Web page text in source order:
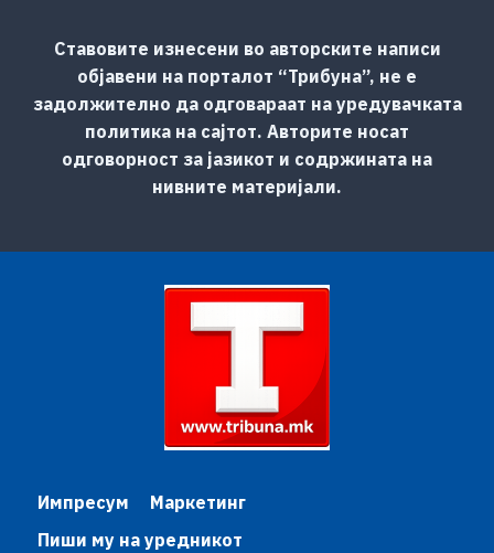
Ставовите изнесени во авторските написи
објавени на порталот “Трибуна”, не е
задолжително да одговараат на уредувачката
политика на сајтот. Авторите носат
одговорност за јазикот и содржината на
нивните материјали.
Импресум
Маркетинг
Пиши му на уредникот